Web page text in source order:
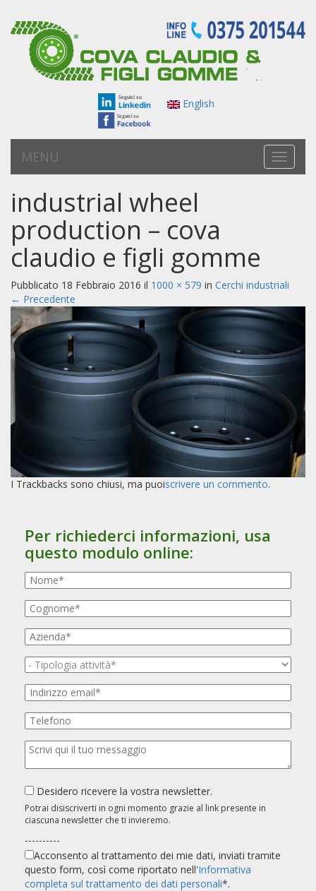
English
T
o
i
a
o
MENU
industrial wheel
production – cova
claudio e figli gomme
Pubblicato 18 Febbraio 2016 il 1000 × 579 in Cerchi industriali
← Precedente
I Trackbacks sono chiusi, ma puoiscrivere un commento.
Per richiederci informazioni, usa
questo modulo online:
Desidero ricevere la vostra newsletter.
Potrai disiscriverti in ogni momento grazie al link presente in
ciascuna newsletter che ti invieremo.
----------
Acconsento al trattamento dei mie dati, inviati tramite
questo form, così come riportato nell'Informativa
completa sul trattamento dei dati personali*.